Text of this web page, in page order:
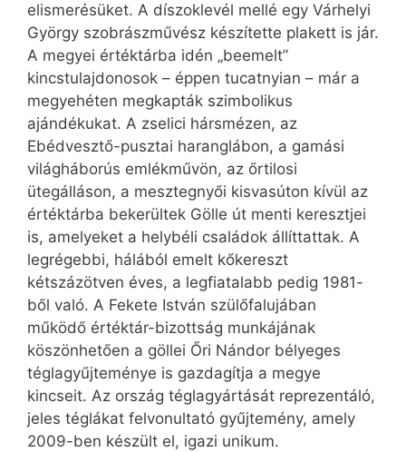
elismerésüket. A díszoklevél mellé egy Várhelyi
György szobrászművész készítette plakett is jár.
A megyei értéktárba idén „beemelt”
kincstulajdonosok – éppen tucatnyian – már a
megyehéten megkapták szimbolikus
ajándékukat. A zselici hársmézen, az
Ebédvesztő-pusztai haranglábon, a gamási
világháborús emlékművön, az őrtilosi
ütegálláson, a mesztegnyői kisvasúton kívül az
értéktárba bekerültek Gölle út menti keresztjei
is, amelyeket a helybéli családok állíttattak. A
legrégebbi, hálából emelt kőkereszt
kétszázötven éves, a legfiatalabb pedig 1981-
ből való. A Fekete István szülőfalujában
működő értéktár-bizottság munkájának
köszönhetően a göllei Őri Nándor bélyeges
téglagyűjteménye is gazdagítja a megye
kincseit. Az ország téglagyártását reprezentáló,
jeles téglákat felvonultató gyűjtemény, amely
2009-ben készült el, igazi unikum.